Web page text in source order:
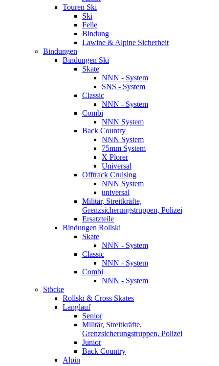
Touren Ski
Ski
Felle
Bindung
Lawine & Alpine Sicherheit
Bindungen
Bindungen Ski
Skate
NNN - System
SNS - System
Classic
NNN - System
Combi
NNN System
Back Country
NNN System
75mm System
X Plorer
Universal
Offtrack Cruising
NNN System
universal
Militär, Streitkräfte,
Grenzsicherungstruppen, Polizei
Ersatzteile
Bindungen Rollski
Skate
NNN - System
Classic
NNN - System
Combi
NNN - System
Stöcke
Rollski & Cross Skates
Langlauf
Senior
Militär, Streitkräfte,
Grenzsicherungstruppen, Polizei
Junior
Back Country
Alpin